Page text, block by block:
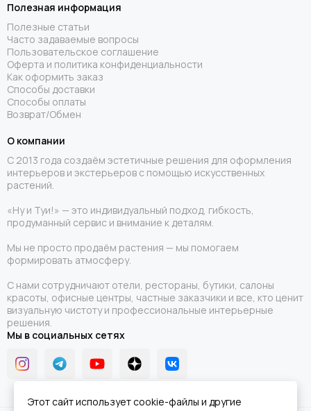
Полезная информация
Полезные статьи
Часто задаваемые вопросы
Пользовательское соглашение
Оферта и политика конфиденциальности
Как оформить заказ
Способы доставки
Способы оплаты
Возврат/Обмен
О компании
С 2013 года создаём эстетичные решения для оформления
интерьеров и экстерьеров с помощью искусственных
растений.
«Ну и Туи!» — это индивидуальный подход, гибкость,
продуманный сервис и внимание к деталям.
Мы не просто продаём растения — мы помогаем
формировать атмосферу.
С нами сотрудничают отели, рестораны, бутики, салоны
красоты, офисные центры, частные заказчики и все, кто ценит
визуальную чистоту и профессиональные интерьерные
решения.
Мы в социальных сетях
Этот сайт использует cookie-файлы и другие